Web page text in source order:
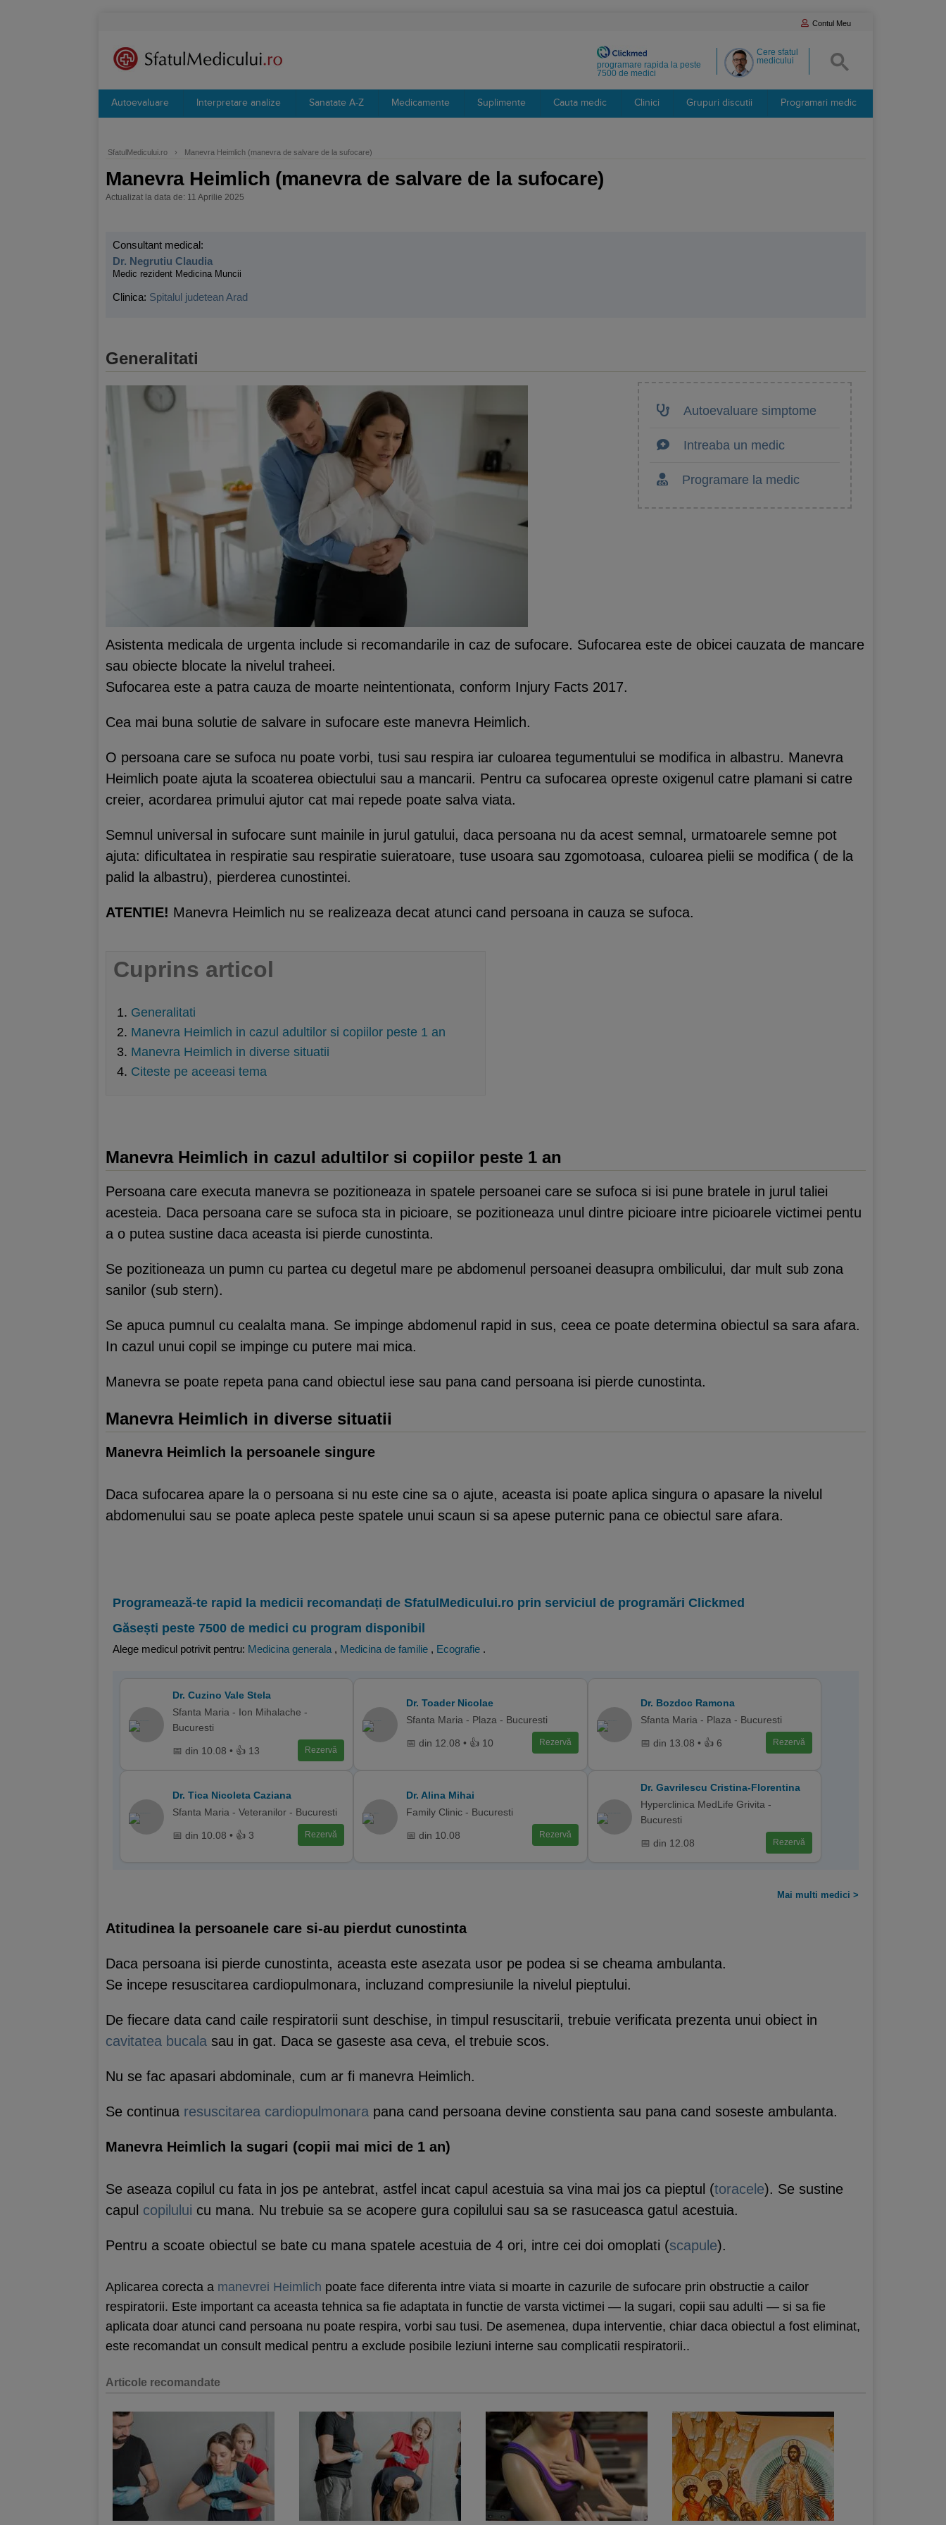
Contul Meu
Cere sfatul
medicului
programare rapida la peste
7500 de medici
Autoevaluare Interpretare analize Sanatate A-Z Medicamente Suplimente Cauta medic Clinici Grupuri discutii Programari medic
SfatulMedicului.ro › Manevra Heimlich (manevra de salvare de la sufocare)
Manevra Heimlich (manevra de salvare de la sufocare)
Actualizat la data de: 11 Aprilie 2025
Consultant medical:
Dr. Negrutiu Claudia
Medic rezident Medicina Muncii
Clinica: Spitalul judetean Arad
Generalitati
Autoevaluare simptome
Intreaba un medic
Programare la medic
Asistenta medicala de urgenta include si recomandarile in caz de sufocare. Sufocarea este de obicei cauzata de mancare
sau obiecte blocate la nivelul traheei.
Sufocarea este a patra cauza de moarte neintentionata, conform Injury Facts 2017.
Cea mai buna solutie de salvare in sufocare este manevra Heimlich.
O persoana care se sufoca nu poate vorbi, tusi sau respira iar culoarea tegumentului se modifica in albastru. Manevra
Heimlich poate ajuta la scoaterea obiectului sau a mancarii. Pentru ca sufocarea opreste oxigenul catre plamani si catre
creier, acordarea primului ajutor cat mai repede poate salva viata.
Semnul universal in sufocare sunt mainile in jurul gatului, daca persoana nu da acest semnal, urmatoarele semne pot
ajuta: dificultatea in respiratie sau respiratie suieratoare, tuse usoara sau zgomotoasa, culoarea pielii se modifica ( de la
palid la albastru), pierderea cunostintei.
ATENTIE! Manevra Heimlich nu se realizeaza decat atunci cand persoana in cauza se sufoca.
Cuprins articol
Generalitati
Manevra Heimlich in cazul adultilor si copiilor peste 1 an
Manevra Heimlich in diverse situatii
Citeste pe aceeasi tema
Manevra Heimlich in cazul adultilor si copiilor peste 1 an
Persoana care executa manevra se pozitioneaza in spatele persoanei care se sufoca si isi pune bratele in jurul taliei
acesteia. Daca persoana care se sufoca sta in picioare, se pozitioneaza unul dintre picioare intre picioarele victimei pentu
a o putea sustine daca aceasta isi pierde cunostinta.
Se pozitioneaza un pumn cu partea cu degetul mare pe abdomenul persoanei deasupra ombilicului, dar mult sub zona
sanilor (sub stern).
Se apuca pumnul cu cealalta mana. Se impinge abdomenul rapid in sus, ceea ce poate determina obiectul sa sara afara.
In cazul unui copil se impinge cu putere mai mica.
Manevra se poate repeta pana cand obiectul iese sau pana cand persoana isi pierde cunostinta.
Manevra Heimlich in diverse situatii
Manevra Heimlich la persoanele singure
Daca sufocarea apare la o persoana si nu este cine sa o ajute, aceasta isi poate aplica singura o apasare la nivelul
abdomenului sau se poate apleca peste spatele unui scaun si sa apese puternic pana ce obiectul sare afara.
Programează-te rapid la medicii recomandați de SfatulMedicului.ro prin serviciul de programări Clickmed
Găsești peste 7500 de medici cu program disponibil
Alege medicul potrivit pentru: Medicina generala , Medicina de familie , Ecografie .
Dr. Cuzino Vale Stela
Sfanta Maria - Ion Mihalache -
Bucuresti
📅 din 10.08 • 👍 13 Rezervă
Dr. Toader Nicolae
Sfanta Maria - Plaza - Bucuresti
📅 din 12.08 • 👍 10 Rezervă
Dr. Bozdoc Ramona
Sfanta Maria - Plaza - Bucuresti
📅 din 13.08 • 👍 6 Rezervă
Dr. Tica Nicoleta Caziana
Sfanta Maria - Veteranilor - Bucuresti
📅 din 10.08 • 👍 3 Rezervă
Dr. Alina Mihai
Family Clinic - Bucuresti
📅 din 10.08 Rezervă
Dr. Gavrilescu Cristina-Florentina
Hyperclinica MedLife Grivita -
Bucuresti
📅 din 12.08 Rezervă
Mai multi medici >
Atitudinea la persoanele care si-au pierdut cunostinta
Daca persoana isi pierde cunostinta, aceasta este asezata usor pe podea si se cheama ambulanta.
Se incepe resuscitarea cardiopulmonara, incluzand compresiunile la nivelul pieptului.
De fiecare data cand caile respiratorii sunt deschise, in timpul resuscitarii, trebuie verificata prezenta unui obiect in
cavitatea bucala sau in gat. Daca se gaseste asa ceva, el trebuie scos.
Nu se fac apasari abdominale, cum ar fi manevra Heimlich.
Se continua resuscitarea cardiopulmonara pana cand persoana devine constienta sau pana cand soseste ambulanta.
Manevra Heimlich la sugari (copii mai mici de 1 an)
Se aseaza copilul cu fata in jos pe antebrat, astfel incat capul acestuia sa vina mai jos ca pieptul (toracele). Se sustine
capul copilului cu mana. Nu trebuie sa se acopere gura copilului sau sa se rasuceasca gatul acestuia.
Pentru a scoate obiectul se bate cu mana spatele acestuia de 4 ori, intre cei doi omoplati (scapule).
Aplicarea corecta a manevrei Heimlich poate face diferenta intre viata si moarte in cazurile de sufocare prin obstructie a cailor
respiratorii. Este important ca aceasta tehnica sa fie adaptata in functie de varsta victimei — la sugari, copii sau adulti — si sa fie
aplicata doar atunci cand persoana nu poate respira, vorbi sau tusi. De asemenea, dupa interventie, chiar daca obiectul a fost eliminat,
este recomandat un consult medical pentru a exclude posibile leziuni interne sau complicatii respiratorii..
Articole recomandate